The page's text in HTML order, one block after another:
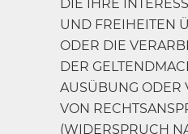
DIE IHRE
UND FREIHEITEN
ODER DIE
DER
AUSÜBUNG ODER
VON
(WIDERSPRUCH